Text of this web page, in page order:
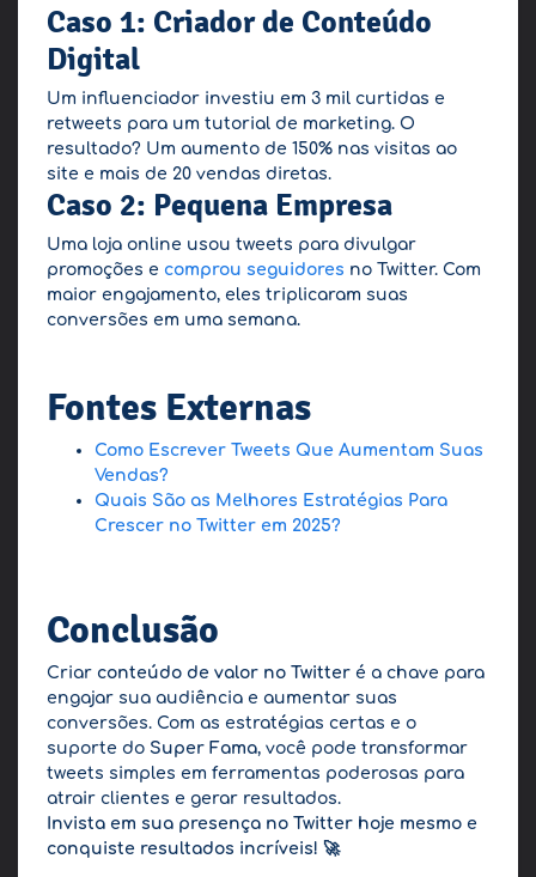
Caso 1: Criador de Conteúdo
Digital
Um influenciador investiu em 3 mil curtidas e
retweets para um tutorial de marketing. O
resultado? Um aumento de 150% nas visitas ao
site e mais de 20 vendas diretas.
Caso 2: Pequena Empresa
Uma loja online usou tweets para divulgar
promoções e comprou seguidores no Twitter. Com
maior engajamento, eles triplicaram suas
conversões em uma semana.
Fontes Externas
Como Escrever Tweets Que Aumentam Suas
Vendas?
Quais São as Melhores Estratégias Para
Crescer no Twitter em 2025?
Conclusão
Criar conteúdo de valor no Twitter é a chave para
engajar sua audiência e aumentar suas
conversões. Com as estratégias certas e o
suporte do Super Fama, você pode transformar
tweets simples em ferramentas poderosas para
atrair clientes e gerar resultados.
Invista em sua presença no Twitter hoje mesmo e
conquiste resultados incríveis! 🚀